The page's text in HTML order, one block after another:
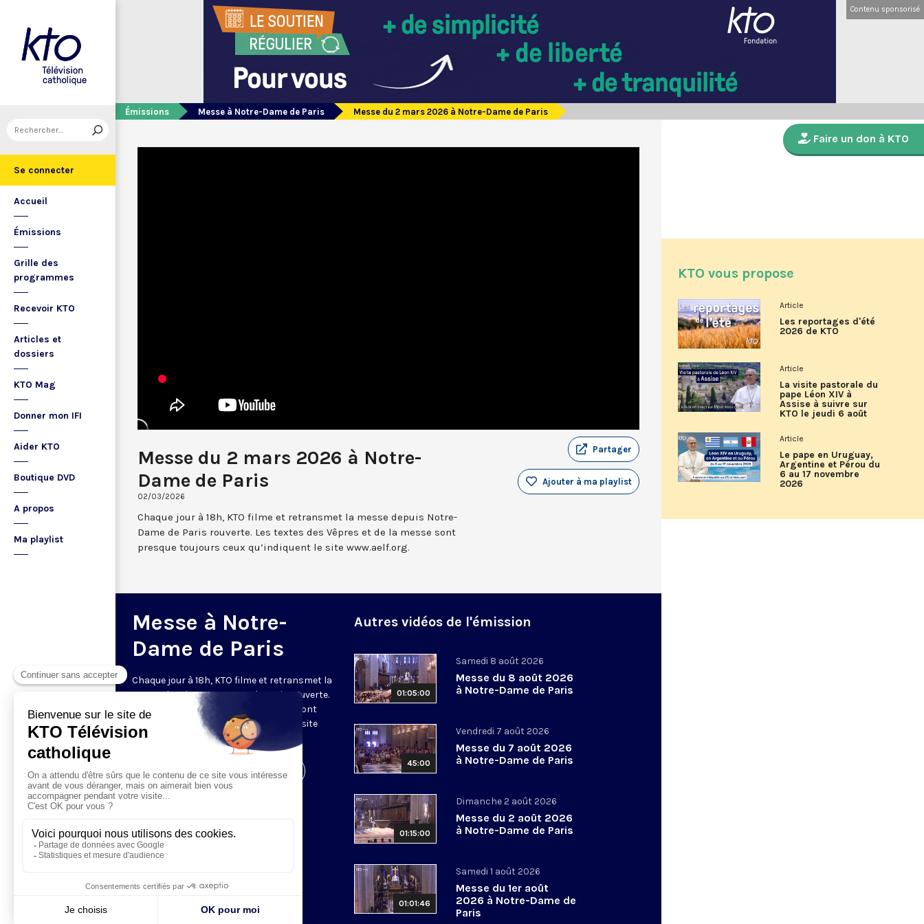
Se connecter
Accueil
Émissions
Grille des
programmes
Recevoir KTO
Articles et
dossiers
KTO Mag
Donner mon IFI
Aider KTO
Boutique DVD
A propos
Ma playlist
Contenu sponsorisé
Émissions Messe à Notre-Dame de Paris Messe du 2 mars 2026 à Notre-Dame de Paris
Messe du 2 mars 2026 à Notre-
Dame de Paris
02/03/2026
Partager
Ajouter à ma playlist
Chaque jour à 18h, KTO filme et retransmet la messe depuis Notre-
Dame de Paris rouverte. Les textes des Vêpres et de la messe sont
presque toujours ceux qu’indiquent le site www.aelf.org.
Messe à Notre-
Dame de Paris
Chaque jour à 18h, KTO filme et retransmet la
messe depuis Notre-Dame de Paris rouverte.
Les textes des Vêpres et de la messe sont
presque toujours ceux qu’indiquent le site
www.aelf.org
Visiter la page de l'émission
Autres vidéos de l'émission
01:05:00
Samedi 8 août 2026
Messe du 8 août 2026
à Notre-Dame de Paris
45:00
Vendredi 7 août 2026
Messe du 7 août 2026
à Notre-Dame de Paris
01:15:00
Dimanche 2 août 2026
Messe du 2 août 2026
à Notre-Dame de Paris
01:01:46
Samedi 1 août 2026
Messe du 1er août
2026 à Notre-Dame de
Paris
Faire un don à KTO
KTO vous propose
Article
Les reportages d'été
2026 de KTO
Article
La visite pastorale du
pape Léon XIV à
Assise à suivre sur
KTO le jeudi 6 août
Article
Le pape en Uruguay,
Argentine et Pérou du
6 au 17 novembre
2026